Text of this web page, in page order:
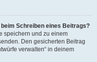
Schreiben eines Beitrags?
speichern und zu einem
Den gesicherten Beitrag
verwalten“ in deinem